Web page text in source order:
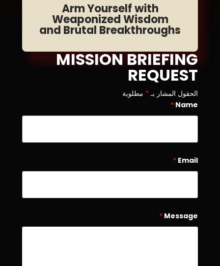
Arm Yourself with
Weaponized Wisdom
and Brutal Breakthroughs
MISSION BRIEFING
REQUEST
الحقول المشار بـ * مطلوبة
Name
*
Email
*
Message
*